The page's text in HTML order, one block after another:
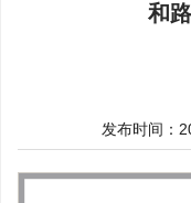
和
发布时间：